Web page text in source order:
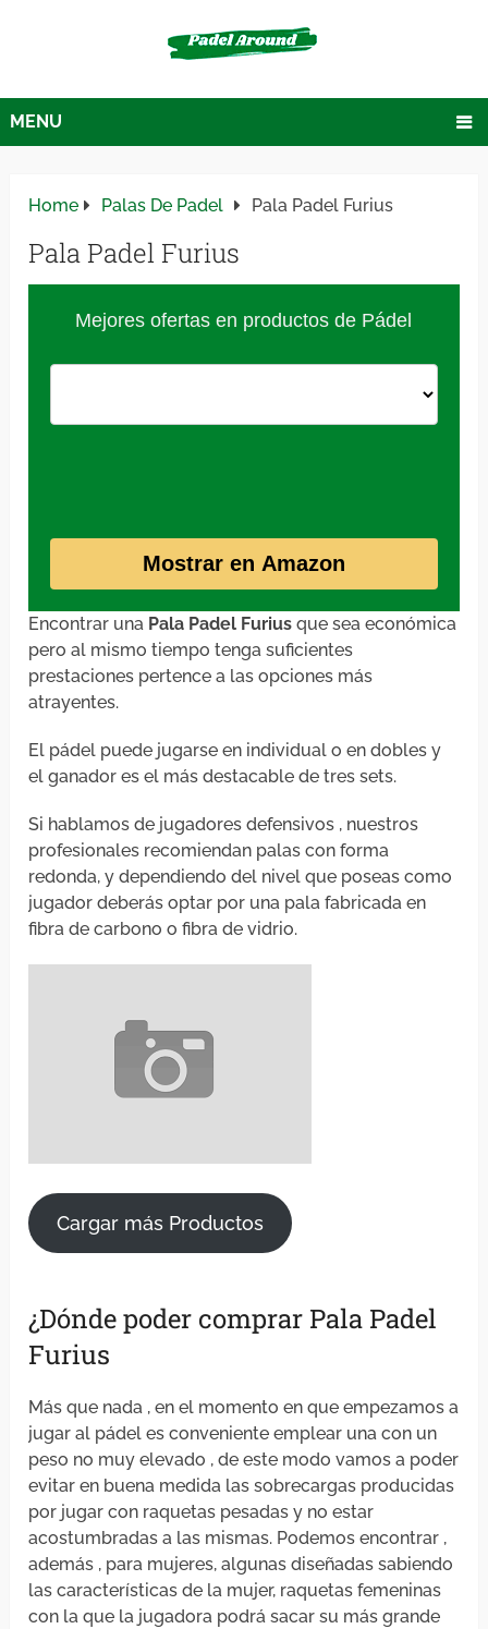
MENU
Home Palas De Padel Pala Padel Furius
Pala Padel Furius
Mejores ofertas en productos de Pádel
Mostrar en Amazon
Encontrar una Pala Padel Furiusque sea económica
pero al mismo tiempo tenga suficientes
prestaciones pertence a las opciones más
atrayentes.
El pádel puede jugarse en individual o en dobles y
el ganador es el más destacable de tres sets.
Si hablamos de jugadores defensivos , nuestros
profesionales recomiendan palas con forma
redonda, y dependiendo del nivel que poseas como
jugador deberás optar por una pala fabricada en
fibra de carbono o fibra de vidrio.
Cargar más Productos
¿Dónde poder comprar Pala Padel
Furius
Más que nada , en el momento en que empezamos a
jugar al pádel es conveniente emplear una con un
peso no muy elevado , de este modo vamos a poder
evitar en buena medida las sobrecargas producidas
por jugar con raquetas pesadas y no estar
acostumbradas a las mismas. Podemos encontrar ,
además , para mujeres, algunas diseñadas sabiendo
las características de la mujer, raquetas femeninas
con la que la jugadora podrá sacar su más grande